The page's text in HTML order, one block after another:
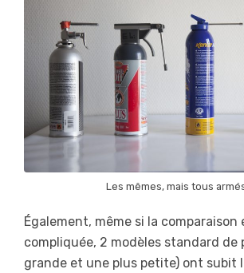
Les mêmes, mais tous
Également, même si la comparaison
compliquée, 2 modèles standard de
grande et une plus petite) ont subit